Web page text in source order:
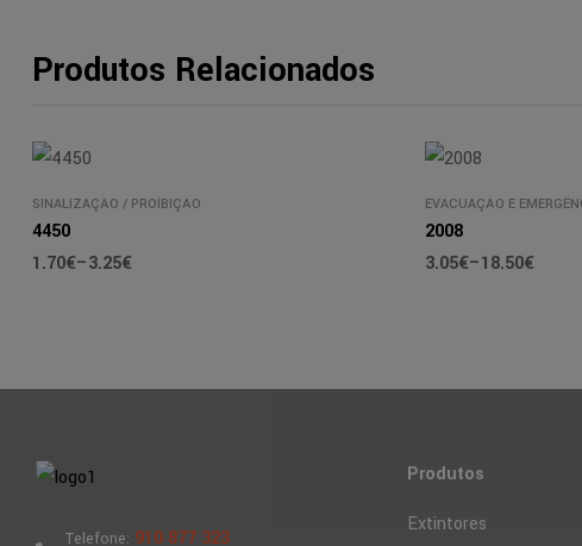
Produtos Relacionados
SINALIZAÇÃO / PROÍBIÇÃO
4450
1.70€–3.25€
EVACUAÇÃO E
2008
3.05€–18.50€
Telefone: 910 877 323
Produtos
Extintores